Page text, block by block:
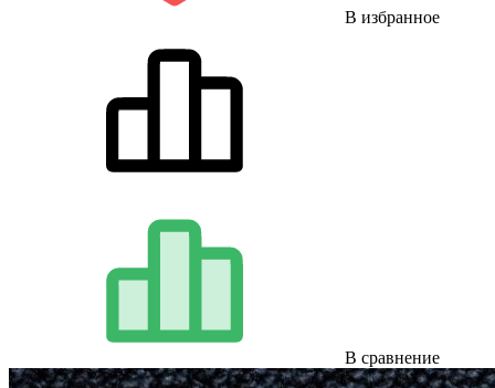
В избранное
В сравнение